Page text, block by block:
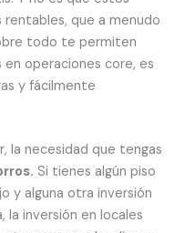
rentables, que a menudo
todo te permiten
operaciones core, es
y fácilmente
la necesidad que tengas
Si tienes algún piso
y alguna otra inversión
la inversión en locales